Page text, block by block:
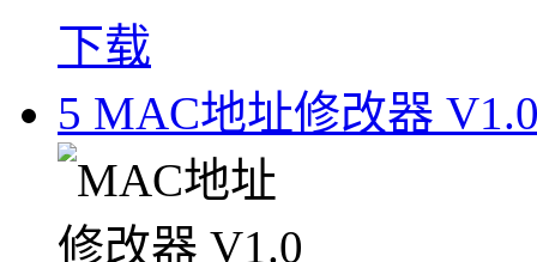
下载
5 MAC地址修改器